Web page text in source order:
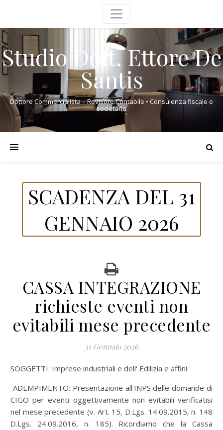
Studio Dott. Ettore De
Santis
Dottore Commercialista – Revisore Contabile • Consulenza fiscale e
societaria
SCADENZA DEL 31
GENNAIO 2026
CASSA INTEGRAZIONE
richieste eventi non
evitabili mese precedente
31 Gennaio 2026
SOGGETTI: Imprese industriali e dell' Edilizia e affini
ADEMPIMENTO: Presentazione all'INPS delle domande di
CIGO per eventi oggettivamente non evitabili verificatisi
nel mese precedente (v. Art. 15, D.Lgs. 14.09.2015, n. 148
D.Lgs. 24.09.2016, n. 185). Ricordiamo che la Cassa